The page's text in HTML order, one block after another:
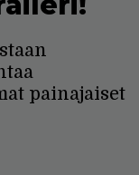
painajaiset